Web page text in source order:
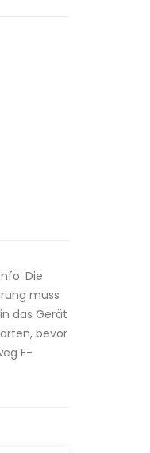
Die
muss
das Gerät
bevor
E-